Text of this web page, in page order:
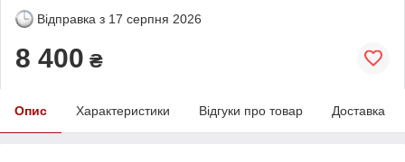
Відправка з 17 серпня 2026
8 400 ₴
Опис Характеристики Відгуки про товар Доставка